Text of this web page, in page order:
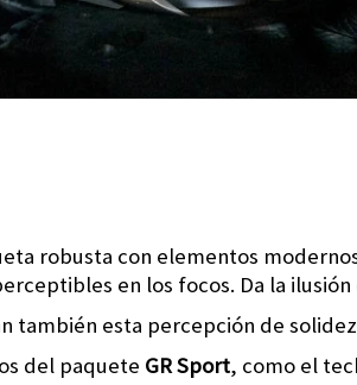
robusta con elementos
en los focos. Da la
también esta percepción de
del paquete GR Sport, como el